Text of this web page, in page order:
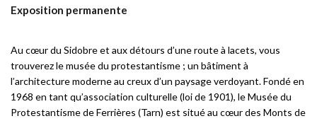
Exposition permanente
Au cœur du Sidobre et aux détours d’une route à lacets, vous
trouverez le musée du protestantisme ; un bâtiment à
l’architecture moderne au creux d’un paysage verdoyant. Fondé en
1968 en tant qu’association culturelle (loi de 1901), le Musée du
Protestantisme de Ferrières (Tarn) est situé au cœur des Monts de